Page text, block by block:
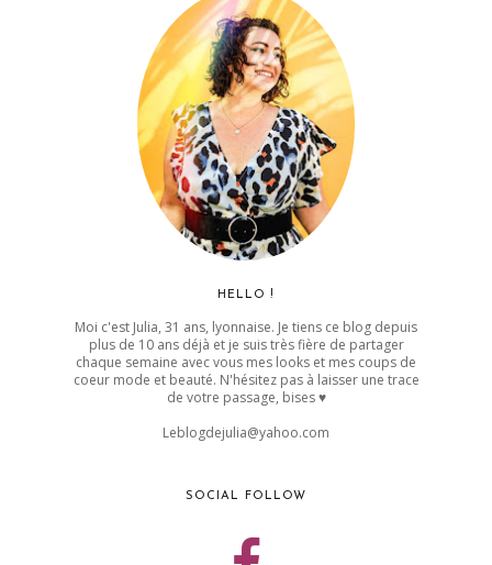
HELLO !
Moi c'est Julia, 31 ans, lyonnaise. Je tiens ce blog depuis
plus de 10 ans déjà et je suis très fière de partager
chaque semaine avec vous mes looks et mes coups de
coeur mode et beauté. N'hésitez pas à laisser une trace
de votre passage, bises ♥
Leblogdejulia@yahoo.com
SOCIAL FOLLOW